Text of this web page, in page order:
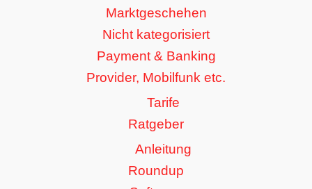
Marktgeschehen
Nicht kategorisiert
Payment & Banking
Provider, Mobilfunk etc.
Tarife
Ratgeber
Anleitung
Roundup